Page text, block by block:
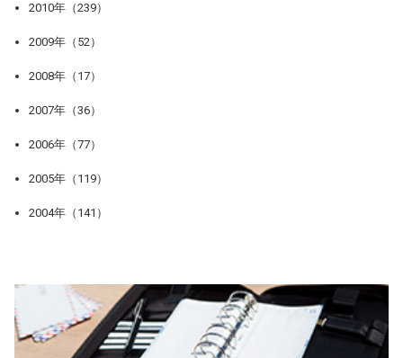
2010年（239）
2009年（52）
2008年（17）
2007年（36）
2006年（77）
2005年（119）
2004年（141）